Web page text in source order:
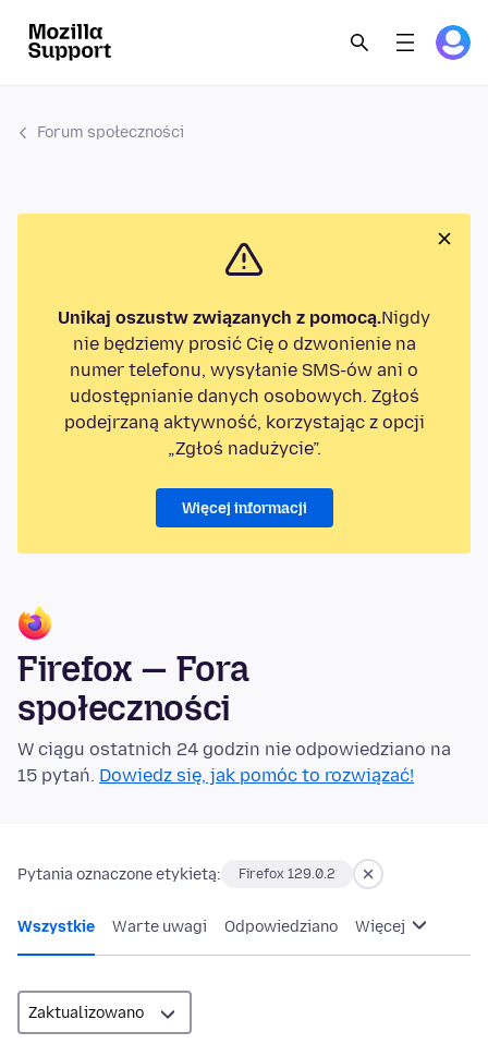
Forum społeczności
Unikaj oszustw związanych z pomocą.Nigdy
nie będziemy prosić Cię o dzwonienie na
numer telefonu, wysyłanie SMS-ów ani o
udostępnianie danych osobowych. Zgłoś
podejrzaną aktywność, korzystając z opcji
„Zgłoś nadużycie”.
Więcej informacji
Firefox — Fora
społeczności
W ciągu ostatnich 24 godzin nie odpowiedziano na
15 pytań. Dowiedz się, jak pomóc to rozwiązać!
Pytania oznaczone etykietą: Firefox 129.0.2
Wszystkie Warte uwagi Odpowiedziano Więcej